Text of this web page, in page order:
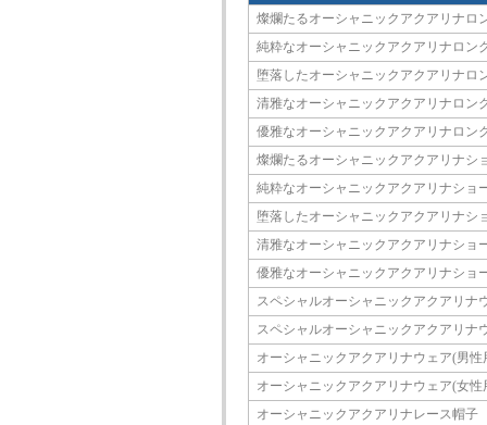
燦爛たるオーシャニックアクアリナロ
純粋なオーシャニックアクアリナロン
堕落したオーシャニックアクアリナロ
清雅なオーシャニックアクアリナロン
優雅なオーシャニックアクアリナロン
燦爛たるオーシャニックアクアリナシ
純粋なオーシャニックアクアリナショ
堕落したオーシャニックアクアリナシ
清雅なオーシャニックアクアリナショ
優雅なオーシャニックアクアリナショ
スペシャルオーシャニックアクアリナ
スペシャルオーシャニックアクアリナ
オーシャニックアクアリナウェア(男性
オーシャニックアクアリナウェア(女性
オーシャニックアクアリナレース帽子